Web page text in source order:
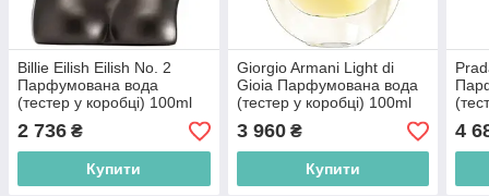
Billie Eilish Eilish No. 2
Парфумована вода
(тестер у коробці) 100ml
(608940584651)
2 736 ₴
Купити
Giorgio Armani Light di
Gioia Парфумована вода
(тестер у коробці) 100ml
(3614272284418)
3 960₴
Купити
4